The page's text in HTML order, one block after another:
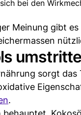
bei den
Meinung gibt
sorgt
.